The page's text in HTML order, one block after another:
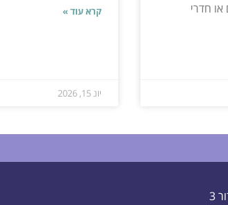
או חדרי
קרא עוד »
יונ 15, 2026
3